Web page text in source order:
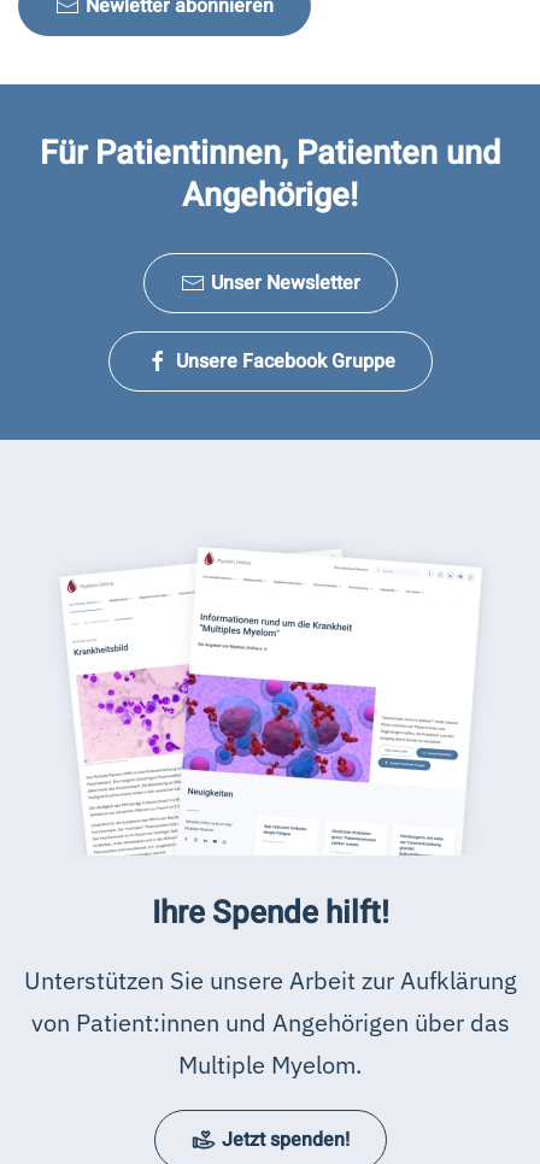
Newletter abonnieren
Für Patientinnen, Patienten und
Angehörige!
Unser Newsletter
Unsere Facebook Gruppe
Ihre Spende hilft!
Unterstützen Sie unsere Arbeit zur Aufklärung
von Patient:innen und Angehörigen über das
Multiple Myelom.
Jetzt spenden!